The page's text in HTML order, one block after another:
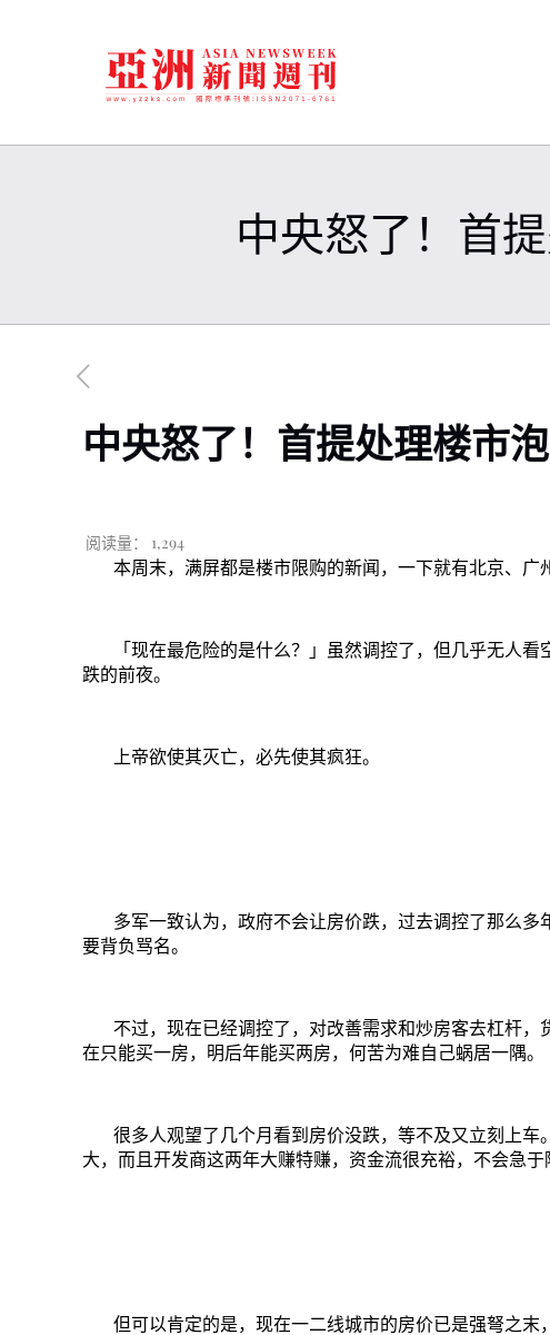
中央怒了！首
中央怒了！首提处理楼市
阅读量： 1,294
本周末，满屏都是楼市限购的新闻，一下就有北京、广
「现在最危险的是什么？」虽然调控了，但几乎无人
跌的前夜。
上帝欲使其灭亡，必先使其疯狂。
多军一致认为，政府不会让房价跌，过去调控了那么多
要背负骂名。
不过，现在已经调控了，对改善需求和炒房客去杠杆
在只能买一房，明后年能买两房，何苦为难自己蜗居一隅。
很多人观望了几个月看到房价没跌，等不及又立刻上车
大，而且开发商这两年大赚特赚，资金流很充裕，不会急于
但可以肯定的是，现在一二线城市的房价已是强弩之末